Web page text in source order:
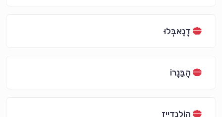
דָנָאבְּלוּ
הָבַּנֶרוֹ
הוֹלָנדֵייז